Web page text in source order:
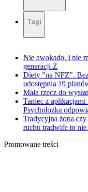
Tagi
Nie awokado, i nie
generacji Z
Diety "na NFZ".
udostępnia 19
Mała rzecz do
Taniec z
Psycholożka
Tradycyjna żona
ruchu tradwife to
Promowane treści